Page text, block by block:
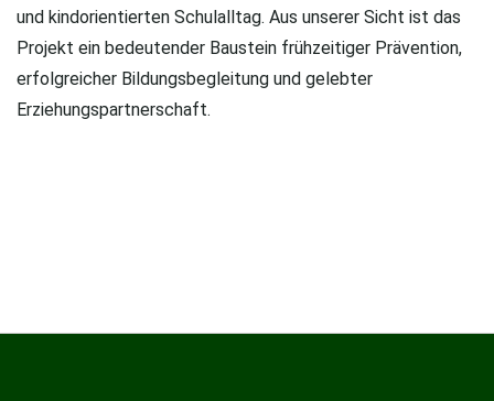
und kindorientierten Schulalltag. Aus unserer Sicht ist das
Projekt ein bedeutender Baustein frühzeitiger Prävention,
erfolgreicher Bildungsbegleitung und gelebter
Erziehungspartnerschaft.